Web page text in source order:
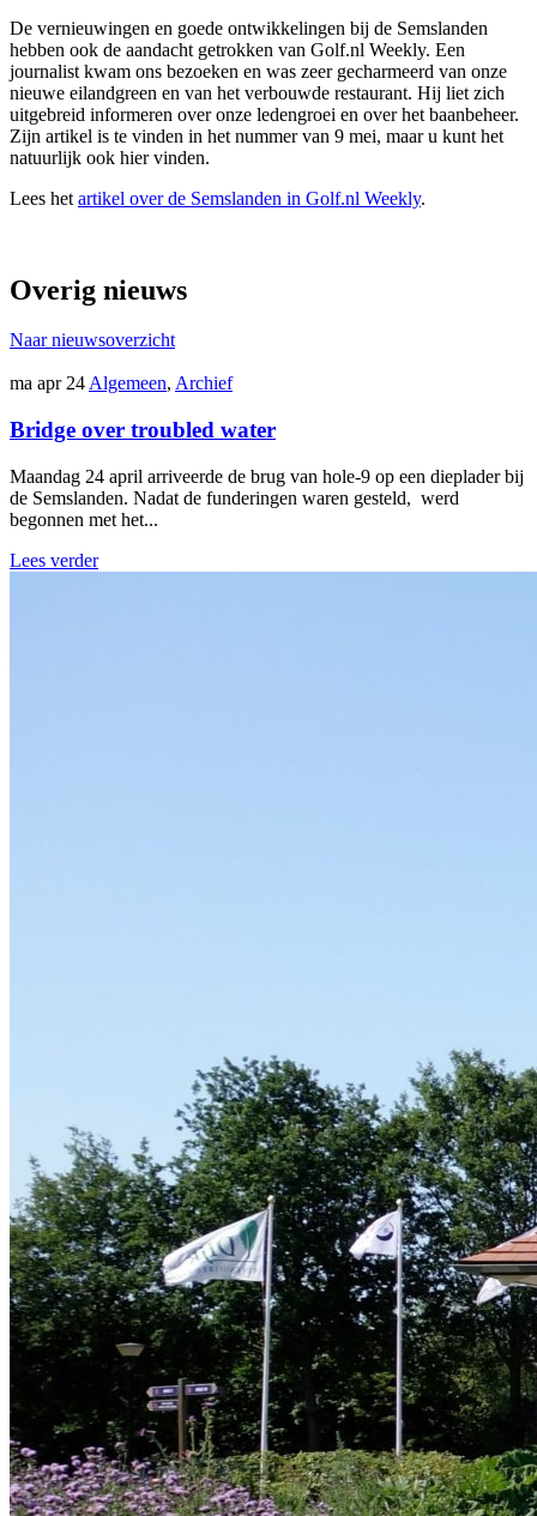
De vernieuwingen en goede ontwikkelingen bij de Semslanden
hebben ook de aandacht getrokken van Golf.nl Weekly. Een
journalist kwam ons bezoeken en was zeer gecharmeerd van onze
nieuwe eilandgreen en van het verbouwde restaurant. Hij liet zich
uitgebreid informeren over onze ledengroei en over het baanbeheer.
Zijn artikel is te vinden in het nummer van 9 mei, maar u kunt het
natuurlijk ook hier vinden.
Lees het artikel over de Semslanden in Golf.nl Weekly.
Overig nieuws
Naar nieuwsoverzicht
ma apr 24Algemeen, Archief
Bridge over troubled water
Maandag 24 april arriveerde de brug van hole-9 op een dieplader bij
de Semslanden. Nadat de funderingen waren gesteld, werd
begonnen met het...
Lees verder